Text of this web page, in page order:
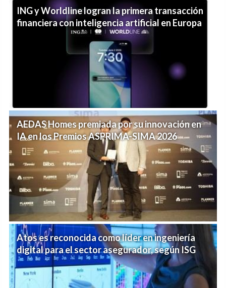
ING y Worldline logran la primera transacción
financiera con inteligencia artificial en Europa
AEDAS Homes premiada por su innovación en
IA en los Premios ASPRIMA-SIMA 2026
Atos es reconocida como líder en ingeniería
digital para el sector asegurador, según ISG